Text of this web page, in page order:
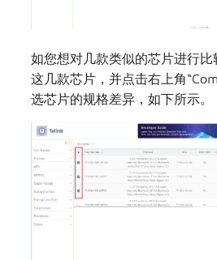
如您想对几款类似的芯片进行
这几款芯片，并点击右上角
选芯片的规格差异，如下所示。